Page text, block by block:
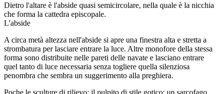
Dietro l'altare è l'abside quasi semicircolare, nella quale è la nicchia
che forma la cattedra episcopale.
L'abside
A circa metà altezza nell'abside si apre una finestra alta e stretta a
strombatura per lasciare entrare la luce. Altre monofore della stessa
forma sono distribuite nelle pareti delle navate e lasciano entrare
quel tanto di luce necessaria senza togliere quella silenziosa
penombra che sembra un suggerimento alla preghiera.
Poche le sculture di rilievo: il pulpito di stile gotico; un sarcofago